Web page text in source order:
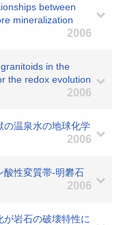
between
mineralization
2006
in the
the redox evolution
2006
の温泉水の地球化学
2006
酸性変質帯-明礬石
2006
岩石の破壊特性に